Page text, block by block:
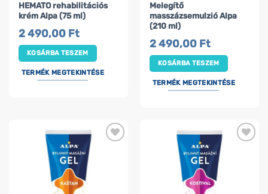
HEMATO rehabilitációs
krém Alpa (75 ml)
2 490,00 Ft
KOSÁRBA TESZEM
TERMÉK MEGTEKINTÉSE
Melegítő
masszázsemulzió Alpa
(210 ml)
2 490,00 Ft
KOSÁRBA TESZEM
TERMÉK MEGTEKINTÉSE